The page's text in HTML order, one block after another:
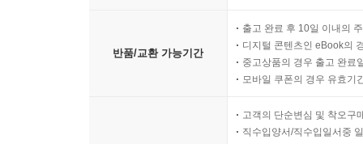
반품/교환 가능기간
출고 완료 후 10일 이내의
디지털 콘텐츠인 eBook의
중고상품의 경우 출고 완료
모바일 쿠폰의 경우 유효기
고객의 단순변심 및 착오구
직수입양서/직수입일서중